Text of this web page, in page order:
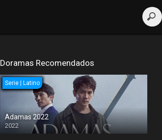
Doramas Recomendados
Serie | Latino
Adamas 2022
2022